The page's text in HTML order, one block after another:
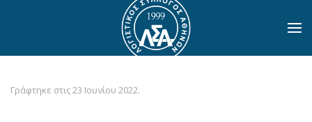
Skip to main content
Γράφτηκε στις23 Ιουνίου 2022.